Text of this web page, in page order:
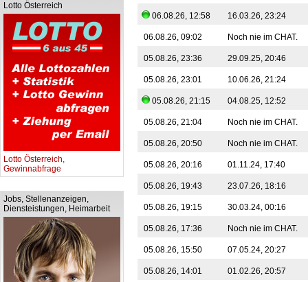
Lotto Österreich
Lotto Österreich,
Gewinnabfrage
Jobs, Stellenanzeigen,
Diensteistungen, Heimarbeit
06.08.26, 12:58 16.03.26, 23:24
06.08.26, 09:02 Noch nie im CHAT.
05.08.26, 23:36 29.09.25, 20:46
05.08.26, 23:01 10.06.26, 21:24
05.08.26, 21:15 04.08.25, 12:52
05.08.26, 21:04 Noch nie im CHAT.
05.08.26, 20:50 Noch nie im CHAT.
05.08.26, 20:16 01.11.24, 17:40
05.08.26, 19:43 23.07.26, 18:16
05.08.26, 19:15 30.03.24, 00:16
05.08.26, 17:36 Noch nie im CHAT.
05.08.26, 15:50 07.05.24, 20:27
05.08.26, 14:01 01.02.26, 20:57